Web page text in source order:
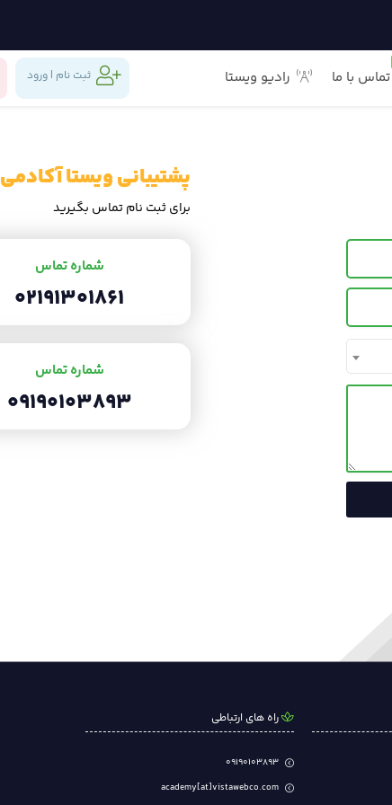
تماس با ما رادیو ویستا ثبت نام | ورود
پشتیبانی ویستا آکادمی
برای ثبت نام تماس بگیرید
شماره تماس
02191301861
شماره تماس
09190103893
راه های ارتباطی
09190103893
academy[at]vistawebco.com